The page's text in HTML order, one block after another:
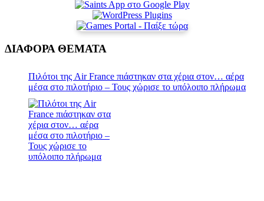
ΔΙΑΦΟΡΑ ΘΕΜΑΤΑ
Πιλότοι της Air France πιάστηκαν στα χέρια στον… αέρα
μέσα στο πιλοτήριο – Τους χώρισε το υπόλοιπο πλήρωμα